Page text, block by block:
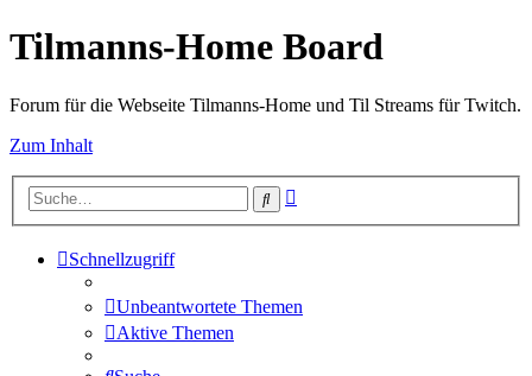
Tilmanns-Home Board
Forum für die Webseite Tilmanns-Home und Til Streams für Twitch.
Zum Inhalt
Suche
Schnellzugriff
Unbeantwortete Themen
Aktive Themen